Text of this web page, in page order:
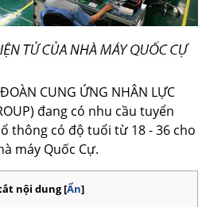
CUNG ỨNG NHÂN LỰC
đang có nhu cầu tuyển
thông có độ tuổi từ 18 - 36 cho
máy Quốc Cự.
nội dung[Ẩn]